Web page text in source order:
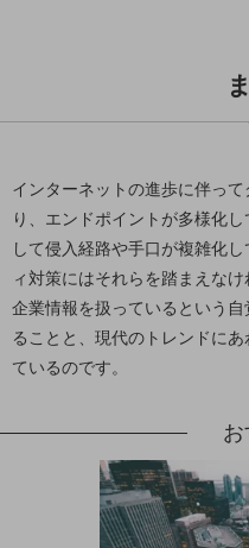
ニュースリリース
重要なお知らせ
お知らせ
社外からの評価実績
サステナビリティ
サステナビリティTOP
サステナビリティ基本方針
サステナビリティレポート
ダイバーシティ
インターネットの進歩に伴っ
り、エンドポイントが多様化
して侵入経路や手口が複雑化
ィ対策にはそれらを踏まえな
企業情報を扱っているという
ることと、現代のトレンドに
ているのです。
お